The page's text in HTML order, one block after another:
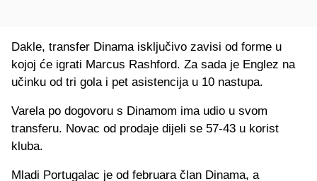
Dakle, transfer Dinama isključivo zavisi od forme u
kojoj će igrati Marcus Rashford. Za sada je Englez na
učinku od tri gola i pet asistencija u 10 nastupa.
Varela po dogovoru s Dinamom ima udio u svom
transferu. Novac od prodaje dijeli se 57-43 u korist
kluba.
Mladi Portugalac je od februara član Dinama, a